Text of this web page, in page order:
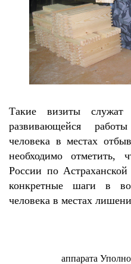
Такие визиты служат
развивающейся
человека в местах
необходимо отметить,
России по
конкретные шаги в
человека в местах
аппарата